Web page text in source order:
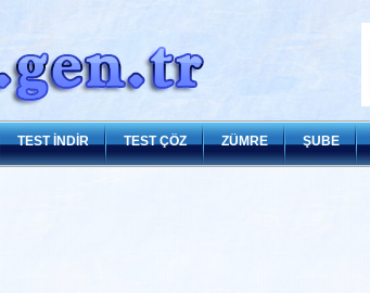
TEST İNDİR TEST ÇÖZ ZÜMRE ŞUBE